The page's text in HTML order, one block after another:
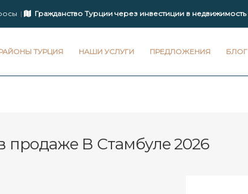
Гражданство Турции через инвестиции в недвижимость
ТУРЦИЯ НАШИ УСЛУГИ ПРЕДЛОЖЕНИЯ БЛОГ
В Стамбуле 2026